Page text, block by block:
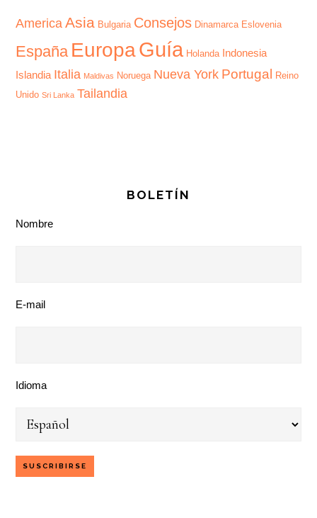
America Asia Bulgaria Consejos Dinamarca Eslovenia
España EuropaGuía Holanda Indonesia
Islandia Italia Maldivas Noruega Nueva York Portugal
Reino
Unido Sri Lanka Tailandia
BOLETÍN
Nombre
E-mail
Idioma